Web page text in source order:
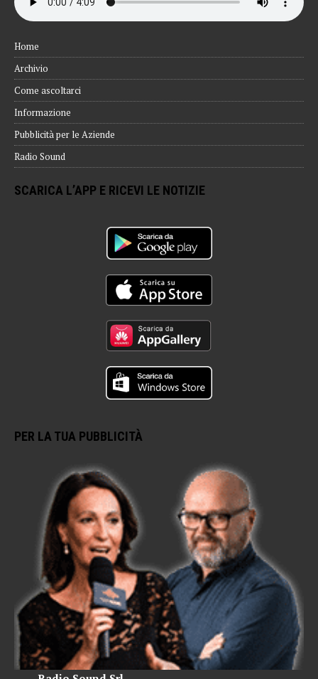
Home
Archivio
Come ascoltarci
Informazione
Pubblicità per le Aziende
Radio Sound
SCARICA L’APP E RICEVI LE NOTIZIE
PER LA TUA PUBBLICITÀ